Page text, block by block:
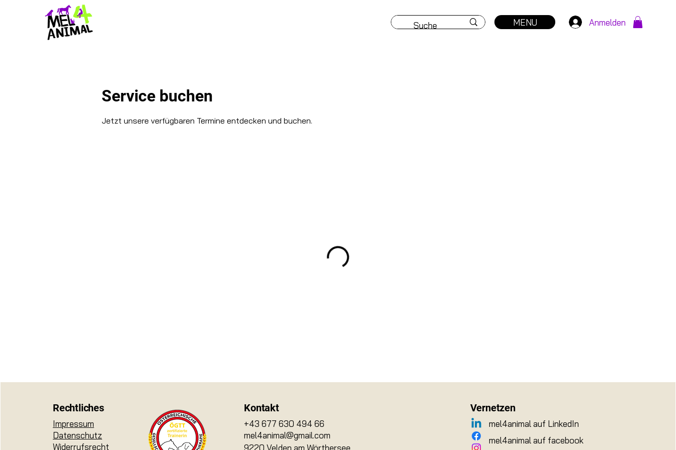
MENU Anmelden
Service buchen
Jetzt unsere verfügbaren Termine entdecken und buchen.
Rechtliches
Impressum
Datenschutz
Widerrufsrecht
Kontakt
+43 677 630 494 66
mel4animal@gmail.com
9220 Velden am Wörthersee
Vernetzen
mel4animal auf LinkedIn
mel4animal auf facebook